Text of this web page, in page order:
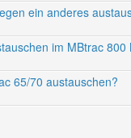
ein anderes
im MBtrac 800
65/70 austauschen?